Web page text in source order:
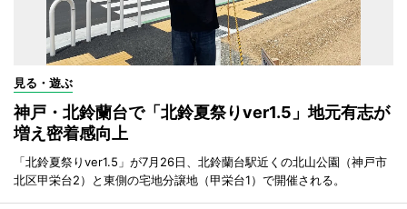
見る・遊ぶ
神戸・北鈴蘭台で「北鈴夏祭りver1.5」地元有志が
増え密着感向上
「北鈴夏祭りver1.5」が7月26日、北鈴蘭台駅近くの北山公園（神戸市
北区甲栄台2）と東側の宅地分譲地（甲栄台1）で開催される。